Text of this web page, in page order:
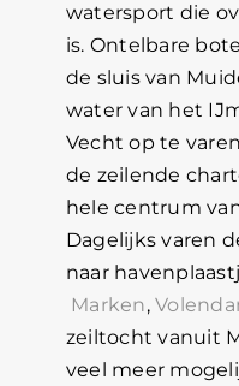
watersport die
is. Ontelbare
de sluis van
water van het
Vecht op te
de zeilende
hele centrum
Dagelijks varen
naar
Marken,
zeiltocht vanuit
veel meer